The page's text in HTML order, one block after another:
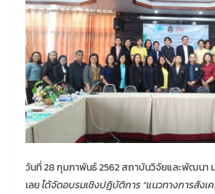
วันที่ 28 กุมภาพันธ์ 2562 สถาบันวิจัยและพัฒนา
เลยได้จัดอบรมเชิงปฏิบัติการ “แนวทางการสังเ